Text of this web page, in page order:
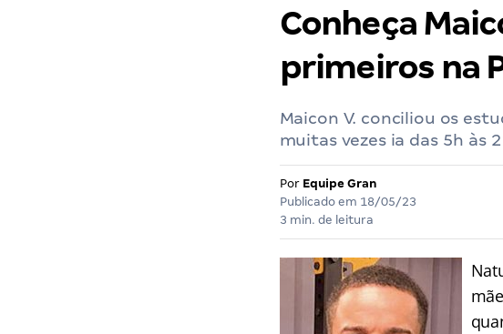
Conheça
primeiros na
Maicon V. conciliou os
muitas vezes ia das 5h às
Por Equipe Gran
Publicado em 18/05/23
3 min. de leitura